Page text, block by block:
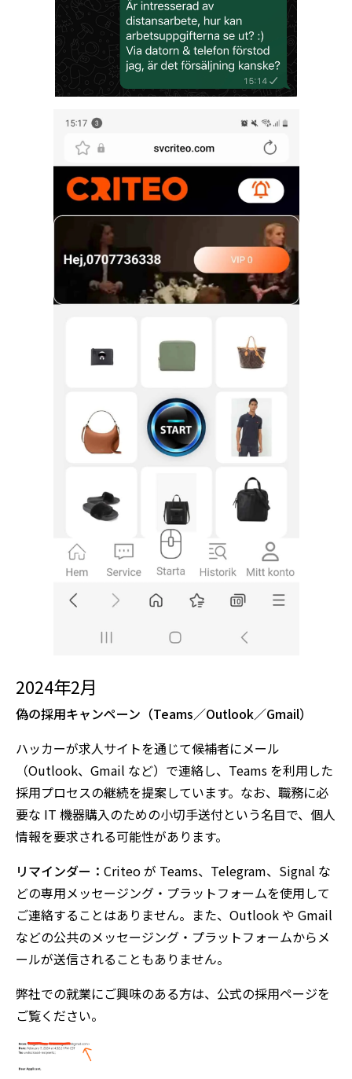
2024年2月
偽の採用キャンペーン（Teams／Outlook／Gmail）
ハッカーが求人サイトを通じて候補者にメール
（Outlook、Gmail など）で連絡し、Teams を利用した
採用プロセスの継続を提案しています。なお、職務に必
要な IT 機器購入のための小切手送付という名目で、個人
情報を要求される可能性があります。
リマインダー： Criteo が Teams、Telegram、Signal な
どの専用メッセージング・プラットフォームを使用して
ご連絡することはありません。また、Outlook や Gmail
などの公共のメッセージング・プラットフォームからメ
ールが送信されることもありません。
弊社での就業にご興味のある方は、公式の採用ページを
ご覧ください。